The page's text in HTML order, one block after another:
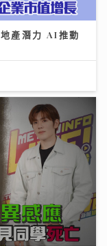
產潛力 AI推動